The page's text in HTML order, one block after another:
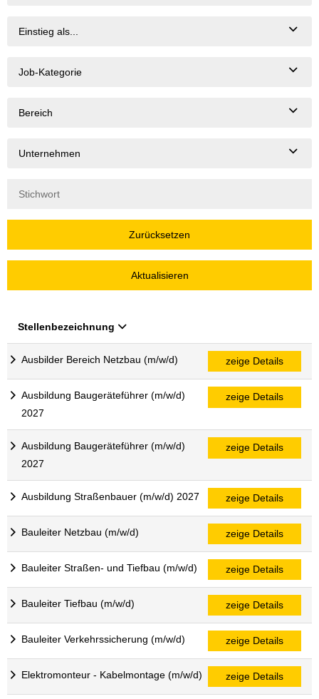
Einstieg als...
Job-Kategorie
Bereich
Unternehmen
Zurücksetzen
Aktualisieren
Stellenbezeichnung
Ausbilder Bereich Netzbau (m/w/d) zeige Details
Ausbildung Baugeräteführer (m/w/d)
2027
zeige Details
Ausbildung Baugeräteführer (m/w/d)
2027
zeige Details
Ausbildung Straßenbauer (m/w/d) 2027 zeige Details
Bauleiter Netzbau (m/w/d) zeige Details
Bauleiter Straßen- und Tiefbau (m/w/d) zeige Details
Bauleiter Tiefbau (m/w/d) zeige Details
Bauleiter Verkehrssicherung (m/w/d) zeige Details
Elektromonteur - Kabelmontage (m/w/d) zeige Details